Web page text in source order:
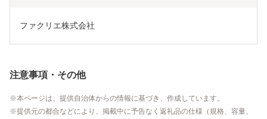
ファクリエ株式会社
注意事項・その他
本ページは、提供自治体からの情報に基づき、作成しています。
提供元の都合などにより、掲載中に予告なく返礼品の仕様（規格、容量、